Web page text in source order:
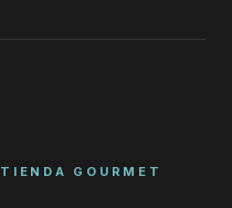
TIENDA GOURMET